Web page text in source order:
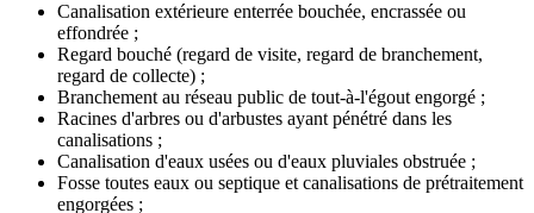
Canalisation extérieure enterrée bouchée, encrassée ou
effondrée ;
Regard bouché (regard de visite, regard de branchement,
regard de collecte) ;
Branchement au réseau public de tout-à-l'égout engorgé ;
Racines d'arbres ou d'arbustes ayant pénétré dans les
canalisations ;
Canalisation d'eaux usées ou d'eaux pluviales obstruée ;
Fosse toutes eaux ou septique et canalisations de prétraitement
engorgées ;